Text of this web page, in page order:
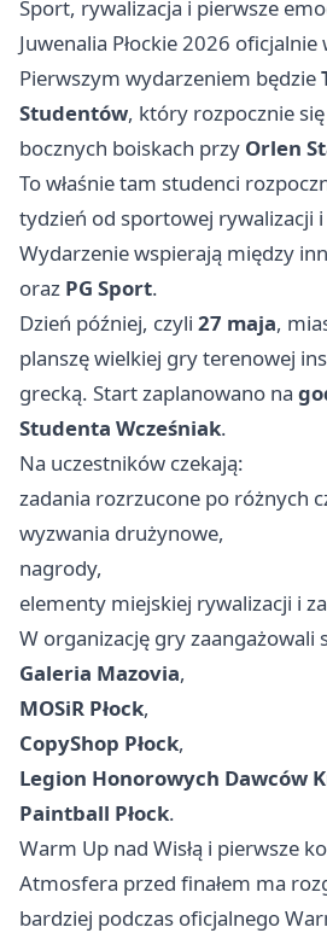
Sport, rywalizacja i pierwsze
Juwenalia Płockie 2026
Pierwszym wydarzeniem będzie
Studentów, który rozpocznie
bocznych boiskach przy Orlen
To właśnie tam studenci
tydzień od sportowej rywalizacji
Wydarzenie wspierają między
oraz PG Sport.
Dzień później, czyli 27 maja,
planszę wielkiej gry terenowej
grecką. Start zaplanowano na
Studenta Wcześniak.
Na uczestników czekają:
zadania rozrzucone po różnych
wyzwania drużynowe,
nagrody,
elementy miejskiej rywalizacji i
W organizację gry zaangażowali
Galeria Mazovia,
MOSiR Płock,
CopyShop Płock,
Legion Honorowych Dawców
Paintball Płock.
Warm Up nad Wisłą i pierwsze
Atmosfera przed finałem ma
bardziej podczas oficjalnego